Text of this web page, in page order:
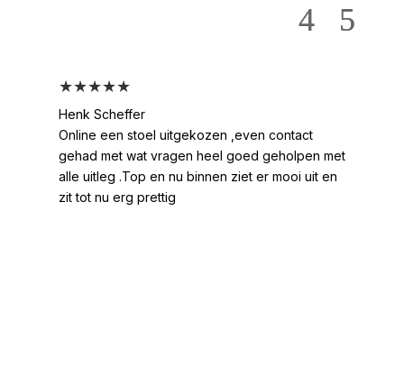
★★★★★
Henk Scheffer
Online een stoel uitgekozen ,even contact
gehad met wat vragen heel goed geholpen met
alle uitleg .Top en nu binnen ziet er mooi uit en
zit tot nu erg prettig